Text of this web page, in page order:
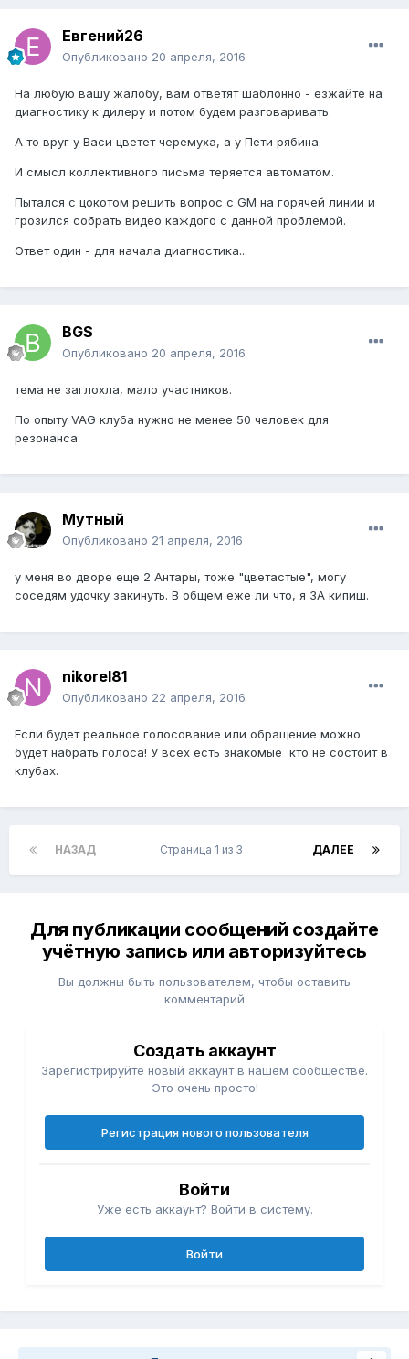
Евгений26
Опубликовано 20 апреля, 2016
На любую вашу жалобу, вам ответят шаблонно - езжайте на
диагностику к дилеру и потом будем разговаривать.
А то вруг у Васи цветет черемуха, а у Пети рябина.
И смысл коллективного письма теряется автоматом.
Пытался с цокотом решить вопрос с GM на горячей линии и
грозился собрать видео каждого с данной проблемой.
Ответ один - для начала диагностика...
BGS
Опубликовано 20 апреля, 2016
тема не заглохла, мало участников.
По опыту VAG клуба нужно не менее 50 человек для
резонанса
Мутный
Опубликовано 21 апреля, 2016
у меня во дворе еще 2 Антары, тоже "цветастые", могу
соседям удочку закинуть. В общем еже ли что, я ЗА кипиш.
nikorel81
Опубликовано 22 апреля, 2016
Если будет реальное голосование или обращение можно
будет набрать голоса! У всех есть знакомые кто не состоит в
клубах.
НАЗАД ДАЛЕЕ
Страница 1 из 3
Для публикации сообщений создайте
учётную запись или авторизуйтесь
Вы должны быть пользователем, чтобы оставить
комментарий
Создать аккаунт
Зарегистрируйте новый аккаунт в нашем сообществе.
Это очень просто!
Регистрация нового пользователя
Войти
Уже есть аккаунт? Войти в систему.
Войти